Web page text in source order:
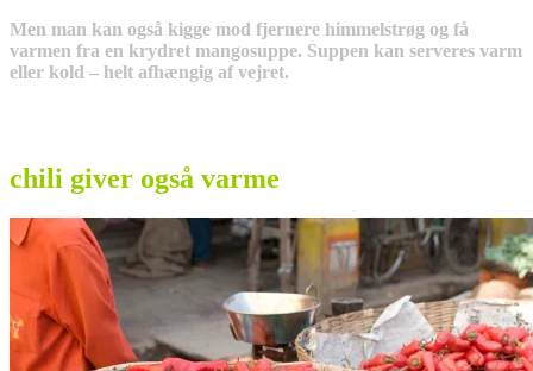
Men man kan også kigge mod fjernere himmelstrøg og få
varmen fra en krydret mangosuppe. Suppen kan serveres varm
eller kold – helt afhængig af vejret.
chili giver også varme